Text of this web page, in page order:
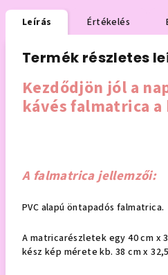
Leírás Értékelés
Termék részletes
Kezdődjön jól a
kávés falmatrica a
A falmatrica jellemzői:
PVC alapú öntapadós falmatrica.
A matricarészletek egy 40 cm x
kész kép mérete kb. 38 cm x